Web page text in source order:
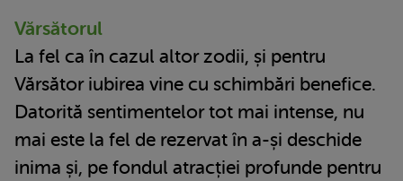
Vărsătorul
La fel ca în cazul altor zodii, și pentru
Vărsător iubirea vine cu schimbări benefice.
Datorită sentimentelor tot mai intense, nu
mai este la fel de rezervat în a-și deschide
inima și, pe fondul atracției profunde pentru